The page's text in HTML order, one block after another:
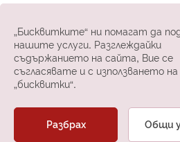
Доставка и плащане:
„Бисквитките“ ни помагат да
нашите услуги. Разглеждайки
съдържанието на сайта, Вие се
съгласявате и с използването на
„бисквитки“.
Разбрах Общи
Всички права запазени
Онлайн магазин от